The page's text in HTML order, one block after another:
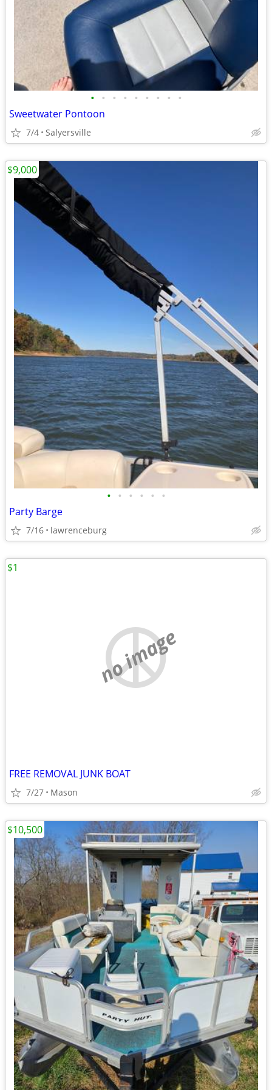
• • • • • • • • •
Sweetwater Pontoon
7/4 Salyersville
• • • • • •
Party Barge
7/16 lawrenceburg
$9,000
no image
FREE REMOVAL JUNK BOAT
7/27 Mason
$1
$10,500